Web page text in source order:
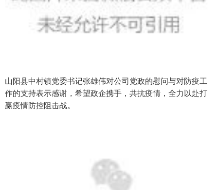
山阳县中村镇党委书记张雄伟对公司党政的慰问与对防疫工
作的支持表示感谢，希望政企携手，共抗疫情，全力以赴打
赢疫情防控阻击战。